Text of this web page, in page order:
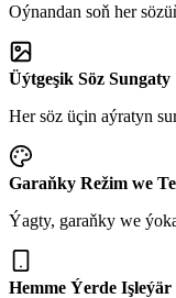
Oýnandan soň her
Üýtgeşik Söz Sungaty
Her söz üçin aýratyn
Garaňky Režim we
Ýagty, garaňky we
Hemme Ýerde Işleýär